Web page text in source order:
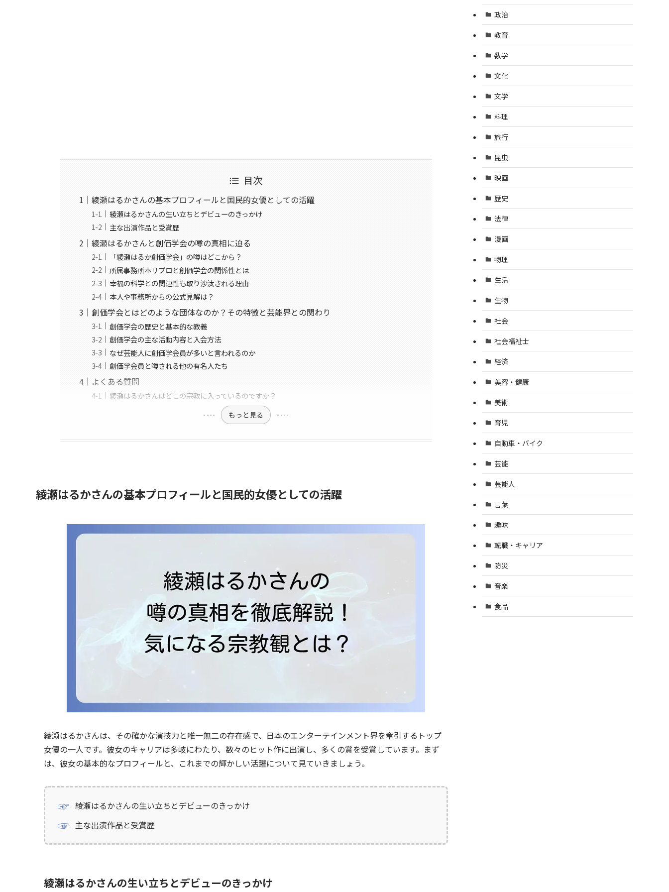
目次
綾瀬はるかさんの基本プロフィールと国民的女優としての活躍
綾瀬はるかさんの生い立ちとデビューのきっかけ
主な出演作品と受賞歴
綾瀬はるかさんと創価学会の噂の真相に迫る
「綾瀬はるか創価学会」の噂はどこから？
所属事務所ホリプロと創価学会の関係性とは
幸福の科学との関連性も取り沙汰される理由
本人や事務所からの公式見解は？
創価学会とはどのような団体なのか？その特徴と芸能界との関わり
創価学会の歴史と基本的な教義
創価学会の主な活動内容と入会方法
なぜ芸能人に創価学会員が多いと言われるのか
創価学会員と噂される他の有名人たち
よくある質問
綾瀬はるかさんはどこの宗教に入っているのですか？
もっと見る
綾瀬はるかさんの基本プロフィールと国民的女優としての活躍
綾瀬はるかさんは、その確かな演技力と唯一無二の存在感で、日本のエンターテインメント界を牽引するトップ
女優の一人です。彼女のキャリアは多岐にわたり、数々のヒット作に出演し、多くの賞を受賞しています。まず
は、彼女の基本的なプロフィールと、これまでの輝かしい活躍について見ていきましょう。
綾瀬はるかさんの生い立ちとデビューのきっかけ
主な出演作品と受賞歴
綾瀬はるかさんの生い立ちとデビューのきっかけ
政治
教育
数学
文化
文学
料理
旅行
昆虫
映画
歴史
法律
漫画
物理
生活
生物
社会
社会福祉士
経済
美容・健康
美術
育児
自動車・バイク
芸能
芸能人
言葉
趣味
転職・キャリア
防災
音楽
食品